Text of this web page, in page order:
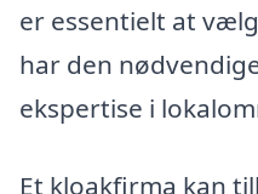
er essentielt at
har den
ekspertise i
Et kloakfirma kan